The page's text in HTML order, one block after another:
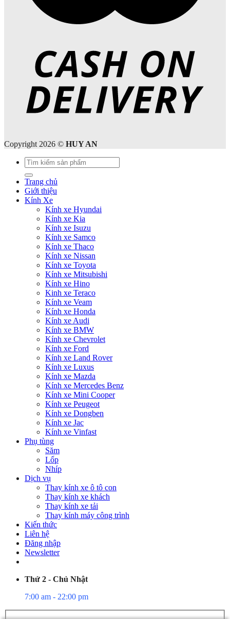
Copyright 2026 © HUY AN
Tìm
kiếm:
Trang chủ
Giới thiệu
Kính Xe
Kính xe Hyundai
Kính xe Kia
Kính xe Isuzu
Kính xe Samco
Kính xe Thaco
Kính xe Nissan
Kính xe Toyota
Kính xe Mitsubishi
Kính xe Hino
Kinh xe Teraco
Kính xe Veam
Kính xe Honda
Kính xe Audi
Kính xe BMW
Kính xe Chevrolet
Kính xe Ford
Kính xe Land Rover
Kính xe Luxus
Kính xe Mazda
Kính xe Mercedes Benz
Kính xe Mini Cooper
Kính xe Peugeot
Kính xe Dongben
Kính xe Jac
Kính xe Vinfast
Phụ tùng
Săm
Lốp
Nhíp
Dịch vụ
Thay kính xe ô tô con
Thay kính xe khách
Thay kính xe tải
Thay kính máy công trình
Kiến thức
Liên hệ
Đăng nhập
Newsletter
Thứ 2 - Chủ Nhật
7:00 am - 22:00 pm